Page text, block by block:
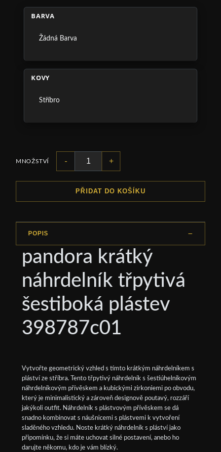
BARVA
Žádná Barva
KOVY
Stříbro
MNOŽSTVÍ - +
PŘIDAT DO KOŠÍKU
POPIS
pandora krátký
náhrdelník třpytivá
šestiboká plástev
398787c01
Vytvořte geometrický vzhled s tímto krátkým náhrdelníkem s
pláství ze stříbra. Tento třpytivý náhrdelník s šestiúhelníkovým
náhrdelníkovým přívěskem a kubickými zirkoniemi po obvodu,
který je minimalistický a zároveň designově poutavý, rozzáří
jakýkoli outfit. Náhrdelník s plástvovým přívěskem se dá
snadno kombinovat s náušnicemi s plástvemi k vytvoření
sladěného vzhledu. Noste krátký náhrdelník s pláství jako
připomínku, že si máte uchovat silné postavení, anebo ho
darujte někomu, kdo je vám blízký.